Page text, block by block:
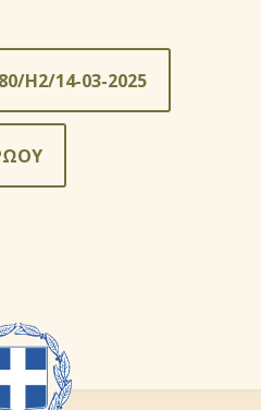
Η2/14-03-2025